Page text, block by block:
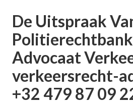
De Uitspraak
Advocaat
verkeersrecht-
+32 479 87 09